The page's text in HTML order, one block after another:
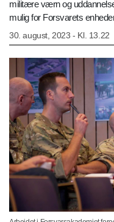
militære værn og
mulig for Forsvarets
30. august, 2023 - Kl. 13.22